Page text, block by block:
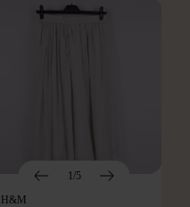
1/5
H&M